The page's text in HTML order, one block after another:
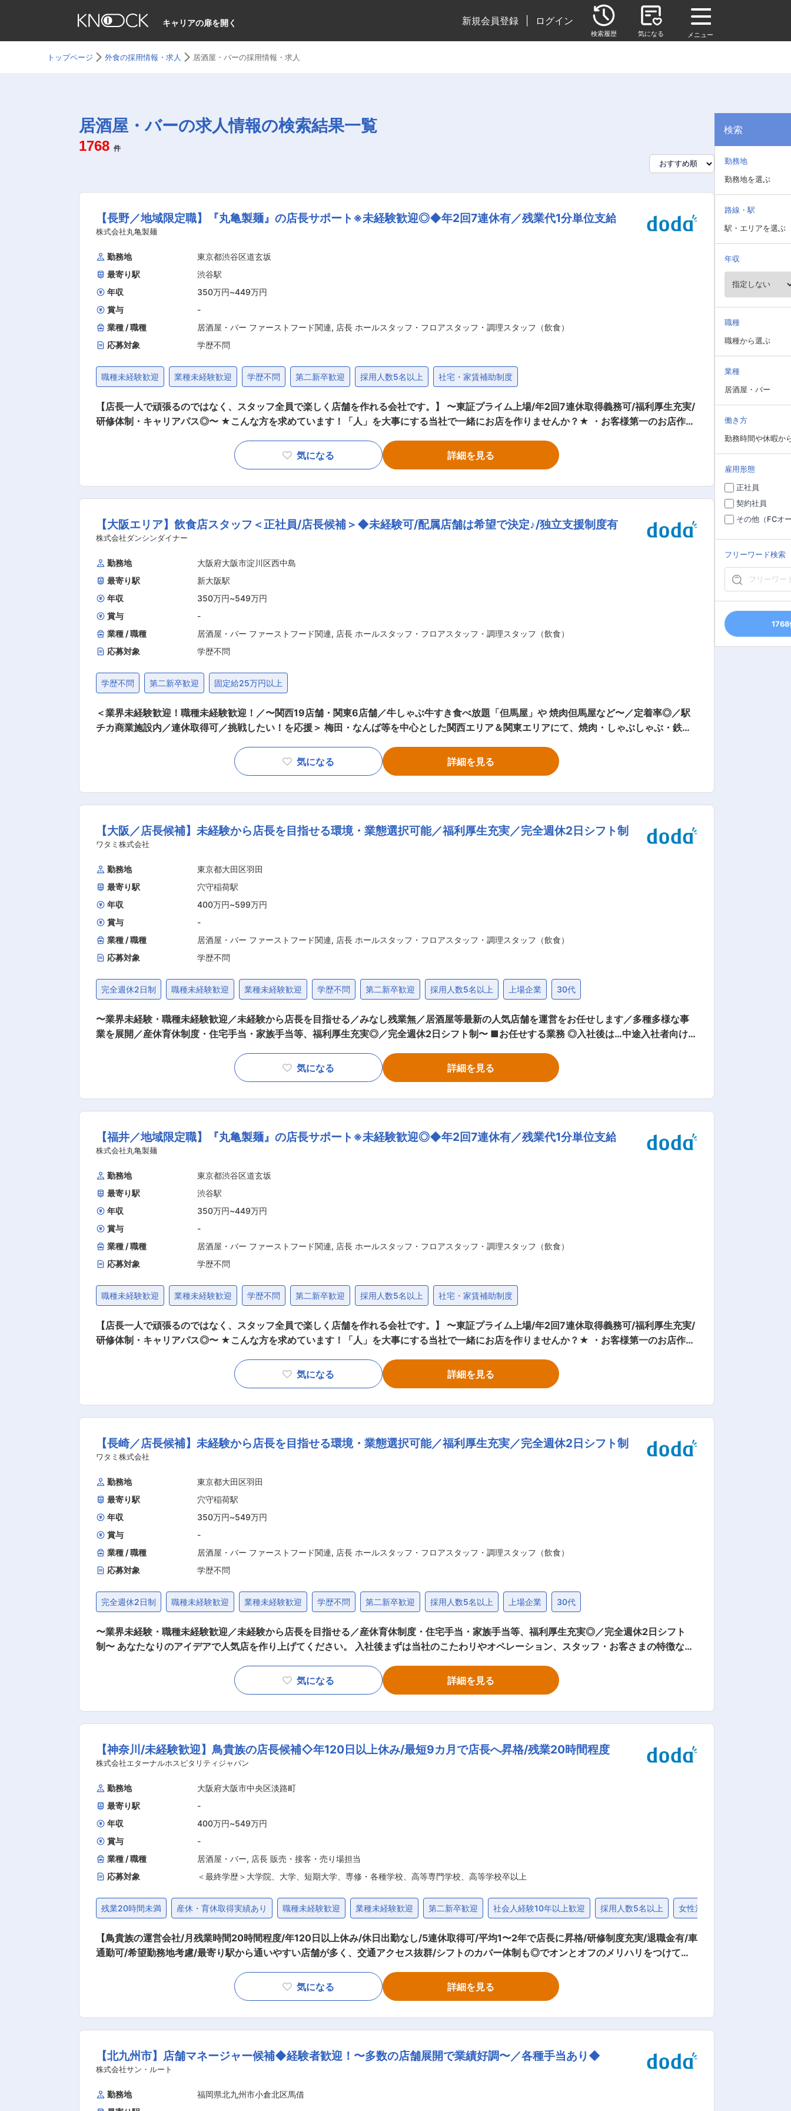
キャリアの扉を開く 新規会員登録 ログイン
検索履歴 気になる メニュー
トップページ 外食の採用情報・求人 居酒屋・バーの採用情報・求人
居酒屋・バーの求人情報の検索結果一覧
1768 件
【長野／地域限定職】『丸亀製麺』の店長サポート※未経験歓迎◎◆年2回7連休有／残業代1分単位支給
株式会社丸亀製麺
勤務地
東京都渋谷区道玄坂
最寄り駅
渋谷駅
年収
350万円~449万円
賞与
-
業種 / 職種
居酒屋・バー ファーストフード関連, 店長 ホールスタッフ・フロアスタッフ・調理スタッフ（飲食）
応募対象
学歴不問
職種未経験歓迎 業種未経験歓迎 学歴不問 第二新卒歓迎 採用人数5名以上 社宅・家賃補助制度
【店長一人で頑張るのではなく、スタッフ全員で楽しく店舗を作れる会社です。】 〜東証プライム上場/年2回7連休取得義務可/福利厚生充実/
研修体制・キャリアパス◎〜 ★こんな方を求めています！「人」を大事にする当社で一緒にお店を作りませんか？★ ・お客様第一のお店作
ーへキャリアアップしていきたい方 ■業務内容 「丸亀製麺」の店長として、売上管理・スタッフ育成・労務管理をメインに接客対応・調理業
務・発注作業など、店舗運営業務全般を担当します。 ■研修制度 充実した研修体制により、着実にキャリアアップを目指せます。 ・集合研修
す。また店舗改善のための裁量が店舗ごとにあり、個々の創意工夫の余地を残しています。あなたのお力で是非「地域一番店」を作っていた
だきたいです！ ■実力主義のキャリアパス 業界では珍しく「人が強くなれば、会社もお店も強くなる」という考えで、ビジネスの最も中心に
く、32歳・入社7年目で150店舗程を統括する営業部長になった社員もいます。また店長の先はSVのみならず、本社組織を含め個人の志向に
よって制限無くキャリアが広がっています。今後10年以内にトリドールグループとして売上高5000億を目標としており、急拡大期の真っ只中
です。ご自身の頑張りは昇格という目に見える形でお返しすることが可能です。現社長もかつては店長でした。 ■企業説明動画：ぜひご確認
気になる 詳細を見る
【大阪エリア】飲食店スタッフ＜正社員/店長候補＞◆未経験可/配属店舗は希望で決定♪/独立支援制度有
株式会社ダンシンダイナー
勤務地
大阪府大阪市淀川区西中島
最寄り駅
新大阪駅
年収
350万円~549万円
賞与
-
業種 / 職種
居酒屋・バー ファーストフード関連, 店長 ホールスタッフ・フロアスタッフ・調理スタッフ（飲食）
応募対象
学歴不問
学歴不問 第二新卒歓迎 固定給25万円以上
＜業界未経験歓迎！職種未経験歓迎！／〜関西19店舗・関東6店舗／牛しゃぶ牛すき食べ放題「但馬屋」や 焼肉但馬屋など〜／定着率◎／駅
チカ商業施設内／連休取得可／挑戦したい！を応援＞ 梅田・なんば等を中心とした関西エリア＆関東エリアにて、焼肉・しゃぶしゃぶ・鉄板
のある方には店長候補としてご活躍頂く予定です♪ ■業務内容： 《まずは》 店舗のスタッフとして接客やキッチン業務など、一通りの業務を
経験頂きます。 《店長候補には》 店舗の売上・利益管理、従業員の採用・教育・労務管理、店舗の業務管理、販促企画提案など、店舗におけ
能！経営ノウハウを身に付けて頂く事も可能なので、いづれ「独立開業」「のれん分け」「業務委託」などの選択肢もあるのが当社の魅力の
一つです♪ ■配属店舗について： 配属店舗は大阪エリア内で、お住まいや希望を考慮し決定していきます♪ 主には《LINKS UMEDA エリア》、
40代後半 全員が中途入社であり馴染みやすい環境です。 ■魅力： 《事業展開の可能性は無限大》 ダンシンダイナーは業態開発のプロとし
て、肉業態を中心に様々な新ブランドを開発しています。梅田の中心地『LINKS UMEDA』では肉業態のみならず海鮮・とんかつ・カフェ・ジ
ュースバーなど11ブランドを展開し、全店舗においてオンリーワンのブランディングを実現。 この他、ニーズに応じた価格帯でのメニューや
気になる 詳細を見る
【大阪／店長候補】未経験から店長を目指せる環境・業態選択可能／福利厚生充実／完全週休2日シフト制
ワタミ株式会社
勤務地
東京都大田区羽田
最寄り駅
穴守稲荷駅
年収
400万円~599万円
賞与
-
業種 / 職種
居酒屋・バー ファーストフード関連, 店長 ホールスタッフ・フロアスタッフ・調理スタッフ（飲食）
応募対象
学歴不問
完全週休2日制 職種未経験歓迎 業種未経験歓迎 学歴不問 第二新卒歓迎 採用人数5名以上 上場企業 30代
〜業界未経験・職種未経験歓迎／未経験から店長を目指せる／みなし残業無／居酒屋等最新の人気店舗を運営をお任せします／多種多様な事
業を展開／産休育休制度・住宅手当・家族手当等、福利厚生充実◎／完全週休2日シフト制〜 ■お任せする業務 ◎入社後は…中途入社者向けの
だきながら、店長としての一連の業務を学んでいただきます。 ◎その後は…約1年〜3年の間に店長に昇進し、店舗の運営を行っていただきま
す。 ◎店長就任後は…実は多様なキャリアパスがあります。本部の管理部門やマーケティング・店舗開発等、様々なポジションに挑戦いただ
月給41万円 ◆エリアマネージャー（既婚・子2人） 年収668万円／月給46万円 ■当社について 当社は売り上げ好調につき店舗を急拡大して
おります。2030年までに1000店舗展開を計画しており、現在の店舗数 国内：353店舗（ＦＣ含） 海外：51店舗。そして6割をFC店舗と
ウハウ等を学ぶ場等もご用意しております。 ■外食事業ブランド 旨唐揚げと居酒屋メシ「ミライザカ」／三代目「鳥メロ」／焼肉の和民／幸
せの焼肉食べ放題「かみむら牧場」／寿司と大山どりのお店「すしの和」／American Restaurant and Bar「TGIフライデーズ」／CHINA BI
気になる 詳細を見る
【福井／地域限定職】『丸亀製麺』の店長サポート※未経験歓迎◎◆年2回7連休有／残業代1分単位支給
株式会社丸亀製麺
勤務地
東京都渋谷区道玄坂
最寄り駅
渋谷駅
年収
350万円~449万円
賞与
-
業種 / 職種
居酒屋・バー ファーストフード関連, 店長 ホールスタッフ・フロアスタッフ・調理スタッフ（飲食）
応募対象
学歴不問
職種未経験歓迎 業種未経験歓迎 学歴不問 第二新卒歓迎 採用人数5名以上 社宅・家賃補助制度
【店長一人で頑張るのではなく、スタッフ全員で楽しく店舗を作れる会社です。】 〜東証プライム上場/年2回7連休取得義務可/福利厚生充実/
研修体制・キャリアパス◎〜 ★こんな方を求めています！「人」を大事にする当社で一緒にお店を作りませんか？★ ・お客様第一のお店作
ーへキャリアアップしていきたい方 ■業務内容 「丸亀製麺」の店長として、売上管理・スタッフ育成・労務管理をメインに接客対応・調理業
務・発注作業など、店舗運営業務全般を担当します。 ■研修制度 充実した研修体制により、着実にキャリアアップを目指せます。 ・集合研修
す。また店舗改善のための裁量が店舗ごとにあり、個々の創意工夫の余地を残しています。あなたのお力で是非「地域一番店」を作っていた
だきたいです！ ■実力主義のキャリアパス 業界では珍しく「人が強くなれば、会社もお店も強くなる」という考えで、ビジネスの最も中心に
く、32歳・入社7年目で150店舗程を統括する営業部長になった社員もいます。また店長の先はSVのみならず、本社組織を含め個人の志向に
よって制限無くキャリアが広がっています。今後10年以内にトリドールグループとして売上高5000億を目標としており、急拡大期の真っ只中
です。ご自身の頑張りは昇格という目に見える形でお返しすることが可能です。現社長もかつては店長でした。 ■企業説明動画：ぜひご確認
気になる 詳細を見る
【長崎／店長候補】未経験から店長を目指せる環境・業態選択可能／福利厚生充実／完全週休2日シフト制
ワタミ株式会社
勤務地
東京都大田区羽田
最寄り駅
穴守稲荷駅
年収
350万円~549万円
賞与
-
業種 / 職種
居酒屋・バー ファーストフード関連, 店長 ホールスタッフ・フロアスタッフ・調理スタッフ（飲食）
応募対象
学歴不問
完全週休2日制 職種未経験歓迎 業種未経験歓迎 学歴不問 第二新卒歓迎 採用人数5名以上 上場企業 30代
〜業界未経験・職種未経験歓迎／未経験から店長を目指せる／産休育休制度・住宅手当・家族手当等、福利厚生充実◎／完全週休2日シフト
制〜 あなたなりのアイデアで人気店を作り上げてください。 入社後まずは当社のこたわリやオペレーション、スタッフ・お客さまの特徴など
当します。 ※配属先は経験、希望などを考慮して決定 ■業務詳細： 入社後は店舗での接客・調理からスタートし、1〜3年で店長へステップア
ップを目指していただきます。 店長への昇格後は店舗運営をお任せします。 ＜店長昇格前の業務＞ ・キッチンでの調理業務 ・ホールでの接
て経験を積んだ後は、複数店舗をまとめるエリアマネージャーや、 フランチャイズ店舗を支援するスーパーバイザー、本部でのマーケティン
グや商品開発など、さまざまなキャリアが広がっています。 ◎独立支援制度「DFC」を活用すれば、自分のお店を持つことも可能です！ ■当
店舗（ＦＣ含） 海外：51店舗。そして6割をFC店舗として展開予定です。自分のお店を持つことができる「自立支援奨励金制度」を活用
し、経営して下さる方も歓迎しており、独立に向けてのノウハウ等を学ぶ場等もご用意しております。 ■外食事業ブランド ミライザカ／鳥メ
ロ／焼肉の和民／幸せの焼肉食べ放題「かみむら牧場」／すしの和／TGIフライデーズ／WANG'S GARDEN」／bbq.OLIVE CHICHEN cafe／
気になる 詳細を見る
【神奈川/未経験歓迎】鳥貴族の店長候補◇年120日以上休み/最短9カ月で店長へ昇格/残業20時間程度
株式会社エターナルホスピタリティジャパン
勤務地
大阪府大阪市中央区淡路町
最寄り駅
-
年収
400万円~549万円
賞与
-
業種 / 職種
居酒屋・バー, 店長 販売・接客・売り場担当
応募対象
＜最終学歴＞大学院、大学、短期大学、専修・各種学校、高等専門学校、高等学校卒以上
残業20時間未満 産休・育休取得実績あり 職種未経験歓迎 業種未経験歓迎 第二新卒歓迎 社会人経験10年以上歓迎 採用人数5名以上 女性活躍
【鳥貴族の運営会社/月残業時間20時間程度/年120日以上休み/休日出勤なし/5連休取得可/平均1〜2年で店長に昇格/研修制度充実/退職金有/車
通勤可/希望勤務地考慮/最寄り駅から通いやすい店舗が多く、交通アクセス抜群/シフトのカバー体制も◎でオンとオフのメリハリをつけて、
フ管理や採算管理をいきなりお任せすることはないので、ご安心ください！ 【店舗オペレーション業務】 ▼接客・調理 お料理の提供、レジ打
ち、予約の管理、ドリンク作り、焼き台での調理…などをお任せします。 ▼店舗のオープン・クローズ作業 店内調理がこだわりの鳥貴族。お
ノ・お金・情報」を管理する、大切な仕事です。 ■モデル年収 ・年収463万円／月給31.6万円／入社2年目（子1人：未就学児） ・年収509
万円／月給34.9万円／入社4年目（子2人：未就学児、小学生） ・年収678万円／月給46.4万円／入社7年目（子2人：中学生・高校生） ■キ
【エリアマネージャー】 担当エリア（10店舗前後）の売上・サービス向上を目指して、店長と協力しながらトライアンドエラーで業務を進め
気になる 詳細を見る
【北九州市】店舗マネージャー候補◆経験者歓迎！〜多数の店舗展開で業績好調〜／各種手当あり◆
株式会社サン・ルート
勤務地
福岡県北九州市小倉北区馬借
検索
勤務地
勤務地を選ぶ
路線・駅
駅・エリアを選ぶ
年収
職種
職種から選ぶ
業種
居酒屋・バー
働き方
勤務時間や休暇か
雇用形態
正社員
契約社員
その他（FCオ
フリーワード検索
1768